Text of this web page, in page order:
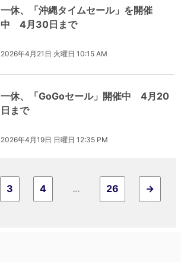
一休、「沖縄タイムセール」を開催
中 4月30日まで
2026年4月21日 火曜日 10:15 AM
一休、「GoGoセール」開催中 4月20
日まで
2026年4月19日 日曜日 12:35 PM
3 4 … 26 →